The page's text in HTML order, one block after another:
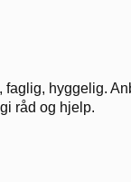
faglig, hyggelig.
råd og hjelp.